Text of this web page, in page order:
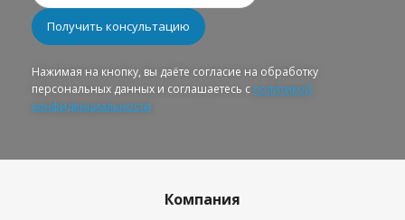
Нажимая на кнопку, вы даёте согласие на обработку
персональных данных и соглашаетесь с политикой
конфиденциальности
Компания